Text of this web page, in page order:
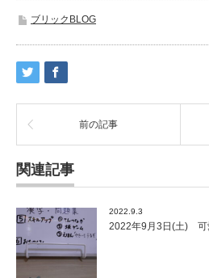
ブリックBLOG
前の記事
関連記事
2022.9.3
2022年9月3日(土) 可